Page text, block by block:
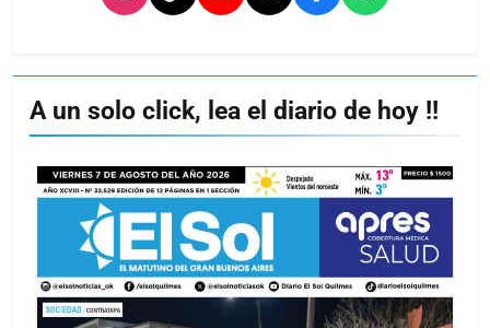
A un solo click, lea el diario de hoy !!